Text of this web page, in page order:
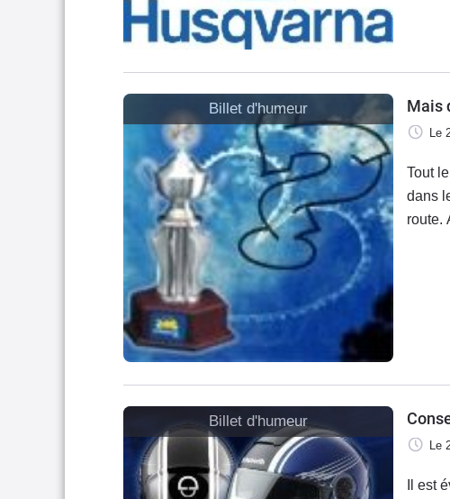
Billet d'humeur Mais
Le
Tout
dans
route. Au moment même où l'actualité médiatique se
Billet d'humeur
Le
Il est